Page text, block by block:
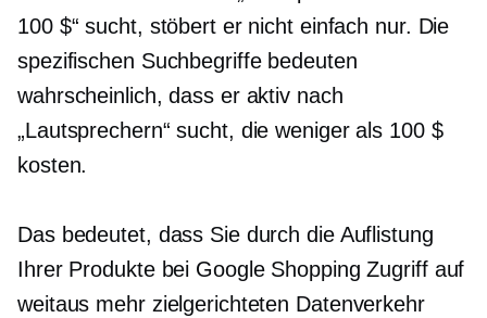
100 $“ sucht, stöbert er nicht einfach nur. Die
spezifischen Suchbegriffe bedeuten
wahrscheinlich, dass er aktiv nach
„Lautsprechern“ sucht, die weniger als 100 $
kosten.
Das bedeutet, dass Sie durch die Auflistung
Ihrer Produkte bei Google Shopping Zugriff auf
weitaus mehr zielgerichteten Datenverkehr